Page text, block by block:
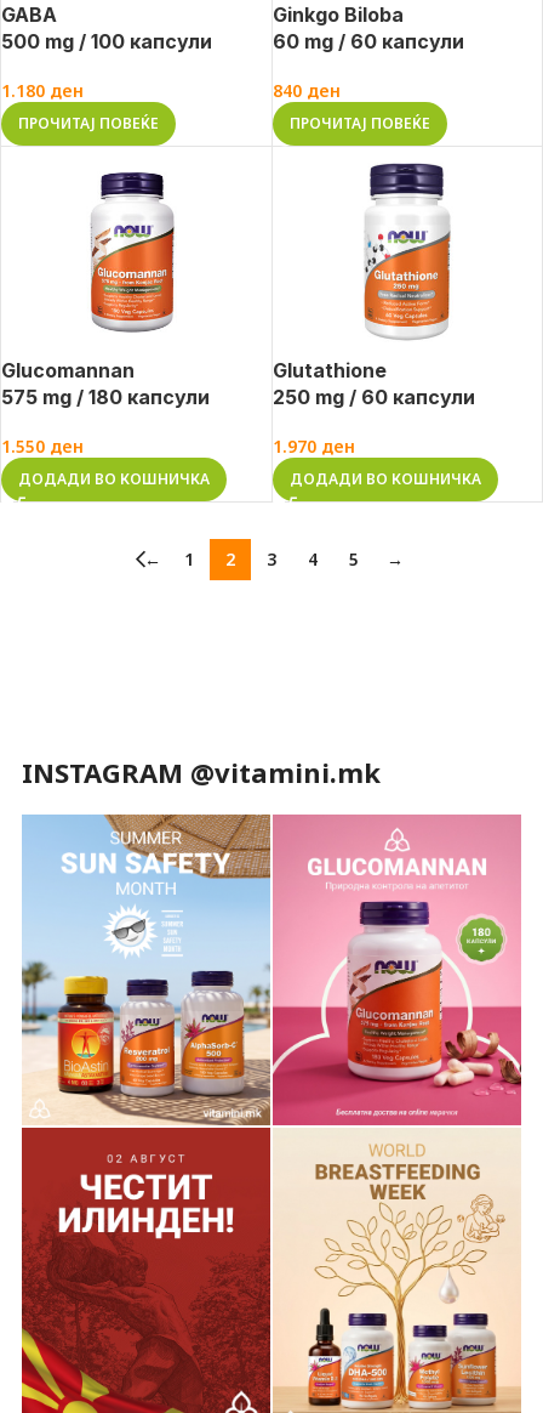
GABA
500 mg / 100 капсули
1.180 ден
ПРОЧИТАЈ ПОВЕЌЕ
Ginkgo Biloba
60 mg / 60 капсули
840 ден
ПРОЧИТАЈ ПОВЕЌЕ
Glucomannan
575 mg / 180 капсули
1.550 ден
ДОДАДИ ВО КОШНИЧКА
Glutathione
250 mg / 60 капсули
1.970 ден
ДОДАДИ ВО КОШНИЧКА
← 1 2 3 4 5 →
INSTAGRAM @vitamini.mk